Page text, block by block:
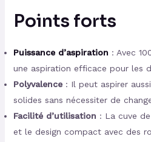
Points forts
Puissance d’aspiration : Avec
une aspiration efficace pour les
Polyvalence: Il peut aspirer
solides sans nécessiter de
Facilité d’utilisation : La cuve
et le design compact avec des